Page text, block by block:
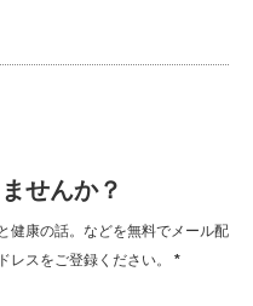
せんか？
健康の話。などを無料でメール配
レスをご登録ください。 *